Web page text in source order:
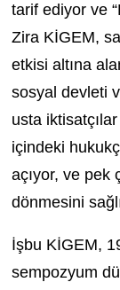
tarif ediyor ve
Zira KİGEM,
etkisi altına
sosyal devleti
usta
içindeki
açıyor, ve pek
dönmesini
İşbu KİGEM,
sempozyum